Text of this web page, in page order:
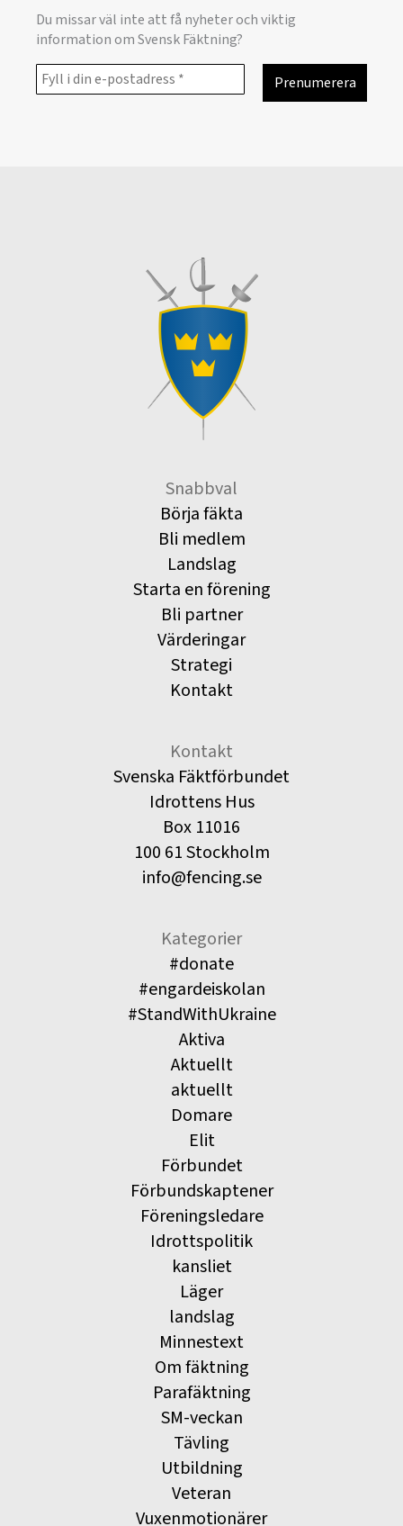
Du missar väl inte att få nyheter och viktig
information om Svensk Fäktning?
Snabbval
Börja fäkta
Bli medlem
Landslag
Starta en förening
Bli partner
Värderingar
Strategi
Kontakt
Kontakt
Svenska Fäktförbundet
Idrottens Hus
Box 11016
100 61 Stockholm
info@fencing.se
Kategorier
#donate
#engardeiskolan
#StandWithUkraine
Aktiva
Aktuellt
aktuellt
Domare
Elit
Förbundet
Förbundskaptener
Föreningsledare
Idrottspolitik
kansliet
Läger
landslag
Minnestext
Om fäktning
Parafäktning
SM-veckan
Tävling
Utbildning
Veteran
Vuxenmotionärer